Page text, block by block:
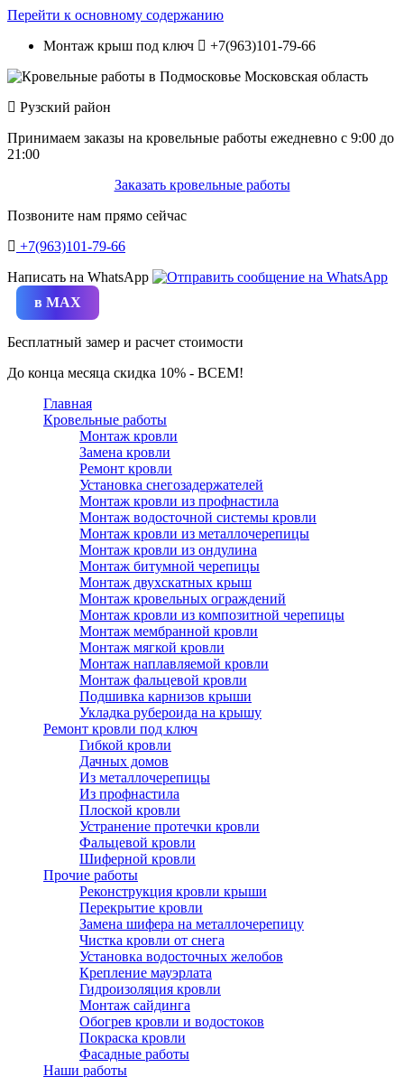
Перейти к основному содержанию
Монтаж крыш под ключ
+7(963)101-79-66
Рузский район
Принимаем заказы на кровельные работы ежедневно c 9:00 до
21:00
Заказать кровельные работы
Позвоните нам прямо сейчас
+7(963)101-79-66
Написать на WhatsApp
в MAX
Бесплатный замер и расчет стоимости
До конца месяца скидка 10% - ВСЕМ!
Главная
Кровельные работы
Монтаж кровли
Замена кровли
Ремонт кровли
Установка снегозадержателей
Монтаж кровли из профнастила
Монтаж водосточной системы кровли
Монтаж кровли из металлочерепицы
Монтаж кровли из ондулина
Монтаж битумной черепицы
Монтаж двухскатных крыш
Монтаж кровельных ограждений
Монтаж кровли из композитной черепицы
Монтаж мембранной кровли
Монтаж мягкой кровли
Монтаж наплавляемой кровли
Монтаж фальцевой кровли
Подшивка карнизов крыши
Укладка рубероида на крышу
Ремонт кровли под ключ
Гибкой кровли
Дачных домов
Из металлочерепицы
Из профнастила
Плоской кровли
Устранение протечки кровли
Фальцевой кровли
Шиферной кровли
Прочие работы
Реконструкция кровли крыши
Перекрытие кровли
Замена шифера на металлочерепицу
Чистка кровли от снега
Установка водосточных желобов
Крепление мауэрлата
Гидроизоляция кровли
Монтаж сайдинга
Обогрев кровли и водостоков
Покраска кровли
Фасадные работы
Наши работы